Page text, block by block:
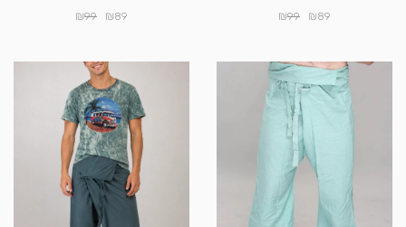
₪89
₪99
₪89
₪99